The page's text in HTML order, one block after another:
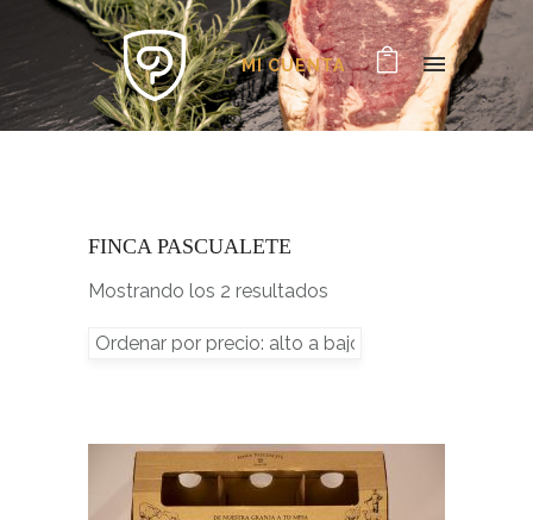
MI CUENTA
FINCA PASCUALETE
Mostrando los 2 resultados